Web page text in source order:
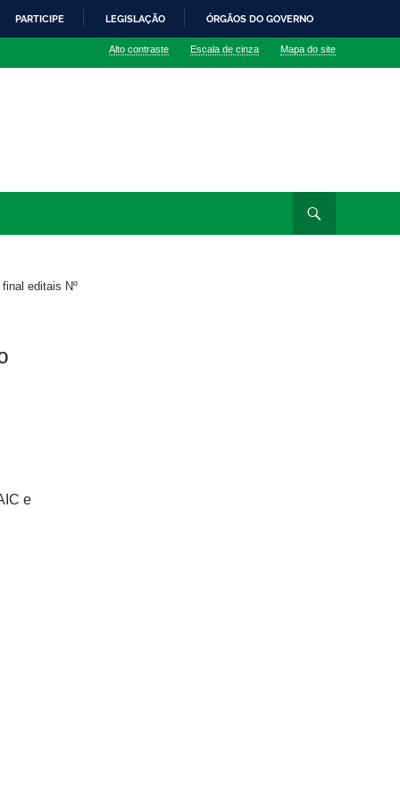
PARTICIPE LEGISLAÇÃO ÓRGÃOS DO GOVERNO
Alto contraste Escala de cinza Mapa do site
editais Nº
e